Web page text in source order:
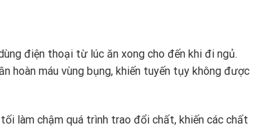
điện thoại từ lúc ăn xong cho đến khi đi ngủ.
hoàn máu vùng bụng, khiến tuyến tụy không được
làm chậm quá trình trao đổi chất, khiến các chất